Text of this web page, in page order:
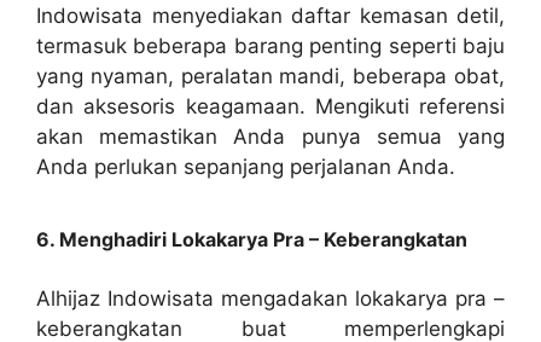
Indowisata menyediakan daftar kemasan detil,
termasuk beberapa barang penting seperti baju
yang nyaman, peralatan mandi, beberapa obat,
dan aksesoris keagamaan. Mengikuti referensi
akan memastikan Anda punya semua yang
Anda perlukan sepanjang perjalanan Anda.
6. Menghadiri Lokakarya Pra – Keberangkatan
Alhijaz Indowisata mengadakan lokakarya pra –
keberangkatan buat memperlengkapi